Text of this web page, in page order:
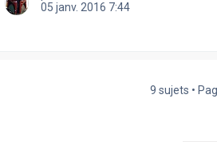
05 janv. 2016 7:44
9 sujets •